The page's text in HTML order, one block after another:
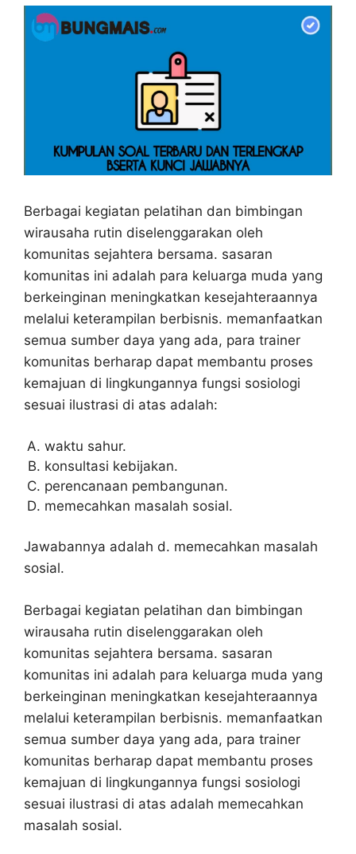
Berbagai kegiatan pelatihan dan bimbingan
wirausaha rutin diselenggarakan oleh
komunitas sejahtera bersama. sasaran
komunitas ini adalah para keluarga muda yang
berkeinginan meningkatkan kesejahteraannya
melalui keterampilan berbisnis. memanfaatkan
semua sumber daya yang ada, para trainer
komunitas berharap dapat membantu proses
kemajuan di lingkungannya fungsi sosiologi
sesuai ilustrasi di atas adalah:
waktu sahur.
konsultasi kebijakan.
perencanaan pembangunan.
memecahkan masalah sosial.
Jawabannya adalah d. memecahkan masalah
sosial.
Berbagai kegiatan pelatihan dan bimbingan
wirausaha rutin diselenggarakan oleh
komunitas sejahtera bersama. sasaran
komunitas ini adalah para keluarga muda yang
berkeinginan meningkatkan kesejahteraannya
melalui keterampilan berbisnis. memanfaatkan
semua sumber daya yang ada, para trainer
komunitas berharap dapat membantu proses
kemajuan di lingkungannya fungsi sosiologi
sesuai ilustrasi di atas adalah memecahkan
masalah sosial.